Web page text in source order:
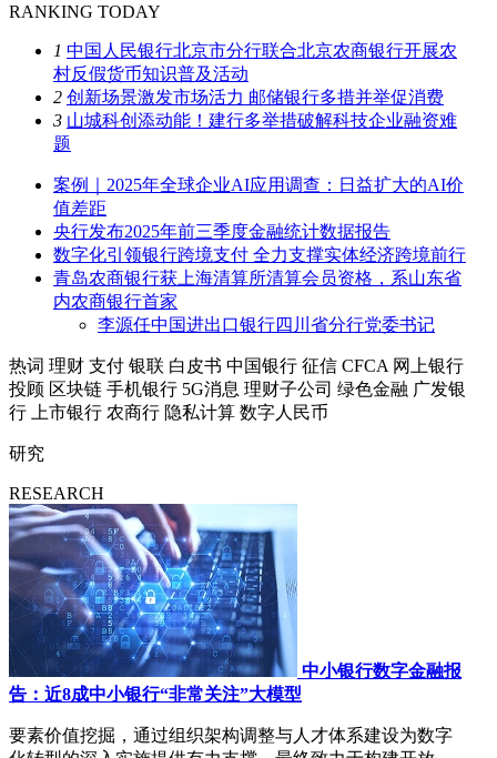
RANKING TODAY
1 中国人民银行北京市分行联合北京农商银行开展农
村反假货币知识普及活动
2 创新场景激发市场活力 邮储银行多措并举促消费
3 山城科创添动能！建行多举措破解科技企业融资难
题
案例｜2025年全球企业AI应用调查：日益扩大的AI价
值差距
央行发布2025年前三季度金融统计数据报告
数字化引领银行跨境支付 全力支撑实体经济跨境前行
青岛农商银行获上海清算所清算会员资格，系山东省
内农商银行首家
李源任中国进出口银行四川省分行党委书记
热词 理财 支付 银联 白皮书 中国银行 征信 CFCA 网上银行
投顾 区块链 手机银行 5G消息 理财子公司 绿色金融 广发银
行
上市银行 农商行 隐私计算 数字人民币
研究
RESEARCH
中小银行数字金融报
告：近8成中小银行“非常关注”大模型
要素价值挖掘，通过组织架构调整与人才体系建设为数字